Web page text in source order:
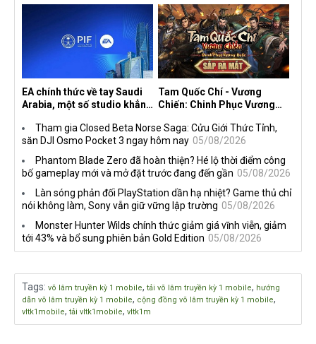
ngầm chiếm đoạt doanh thu
trên mọi nền tảng
EA chính thức về tay Saudi
Arabia, một số studio khẳng
lược DEI
Tam Quốc Chí - Vương
Chiến: Chinh Phục Vương
sáu thị trường Đông Nam Á
Tham gia Closed Beta Norse Saga: Cửu Giới Thức Tỉnh,
săn DJI Osmo Pocket 3 ngay hôm nay 05/08/2026
Phantom Blade Zero đã hoàn thiện? Hé lộ thời điểm công
bố gameplay mới và mở đặt trước đang đến gần 05/08/2026
Làn sóng phản đối PlayStation dần hạ nhiệt? Game thủ chỉ
nói không làm, Sony vẫn giữ vững lập trường 05/08/2026
Monster Hunter Wilds chính thức giảm giá vĩnh viễn, giảm
tới 43% và bổ sung phiên bản Gold Edition 05/08/2026
Tags: võ lâm truyền kỳ 1 mobile, tải võ lâm truyền kỳ 1 mobile, hướng
dẫn võ lâm truyền kỳ 1 mobile, cộng đồng võ lâm truyền kỳ 1 mobile,
vltk1mobile, tải vltk1mobile, vltk1m